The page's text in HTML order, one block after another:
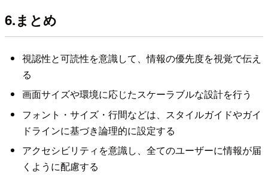
6.まとめ
視認性と可読性を意識して、情報の優先度を視覚で伝え
る
画面サイズや環境に応じたスケーラブルな設計を行う
フォント・サイズ・行間などは、スタイルガイドやガイ
ドラインに基づき論理的に設定する
アクセシビリティを意識し、全てのユーザーに情報が届
くように配慮する